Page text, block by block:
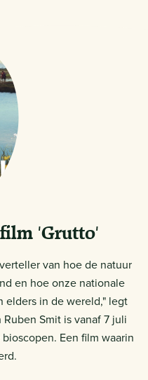
'Grutto'
van hoe de natuur
en hoe onze nationale
elders in de wereld," legt
Smit is vanaf 7 juli
Een film waarin